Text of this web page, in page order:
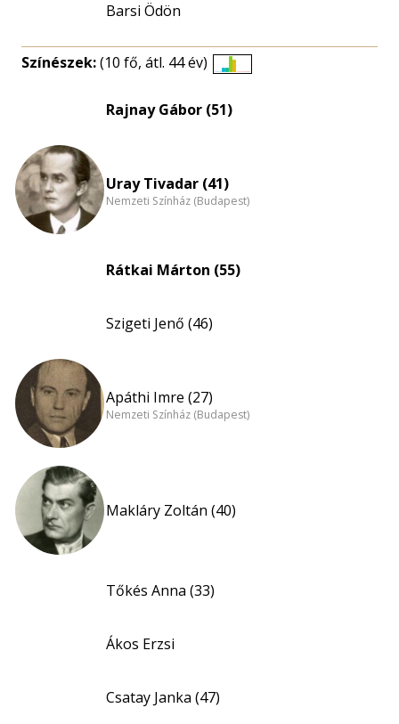
Barsi Ödön
Színészek:(10 fő, átl. 44 év)
eloszlás
Rajnay Gábor (51)
Uray Tivadar (41)
Nemzeti Színház (Budapest)
Rátkai Márton (55)
Szigeti Jenő (46)
Apáthi Imre (27)
Nemzeti Színház (Budapest)
Makláry Zoltán (40)
Tőkés Anna (33)
Ákos Erzsi
Csatay Janka (47)